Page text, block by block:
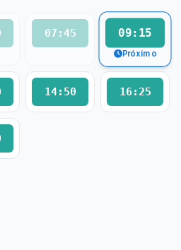
07:45 09:15
Próximo
14:50 16:25